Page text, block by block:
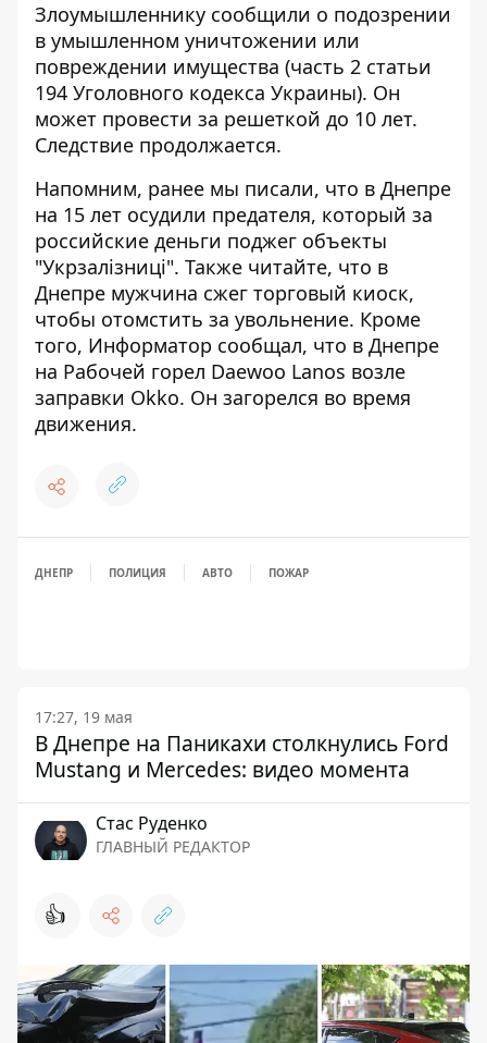
Злоумышленнику сообщили о подозрении
в умышленном уничтожении или
повреждении имущества (часть 2 статьи
194 Уголовного кодекса Украины). Он
может провести за решеткой до 10 лет.
Следствие продолжается.
Напомним, ранее мы писали, что в Днепре
на 15 лет осудили предателя, который за
российские деньги поджег объекты
"Укрзалізниці". Также читайте, что в
Днепре мужчина сжег торговый киоск,
чтобы отомстить за увольнение. Кроме
того, Информатор сообщал, что в Днепре
на Рабочей горел Daewoo Lanos возле
заправки Okko. Он загорелся во время
движения.
ДНЕПР ПОЛИЦИЯ АВТО ПОЖАР
17:27, 19 мая
В Днепре на Паникахи столкнулись Ford
Mustang и Mercedes: видео момента
Стаc Руденко
ГЛАВНЫЙ РЕДАКТОР
👍